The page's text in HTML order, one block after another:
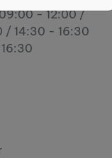
- 12:00 /
/ 14:30 - 16:30